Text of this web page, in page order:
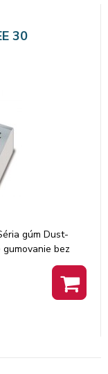
30
gúm Dust-
bez
zmes
ftaláty. · Pre
zvyšky sa